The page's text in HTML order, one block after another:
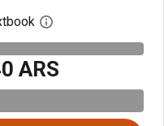
Abre el cuadro de
ARS